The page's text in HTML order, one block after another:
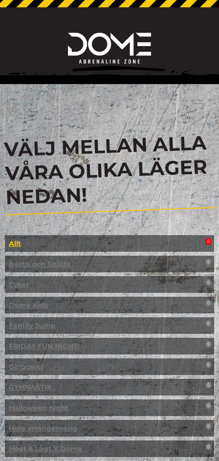
VÄLJ MELLAN ALLA
VÅRA OLIKA LÄGER
NEDAN!
Allt 0
Bästis och Snällis 0
Cykel 0
Dome Kids 0
Family Jump 0
FRIDAY FUN NIGHT! 0
Girlpower 0
GYMNASTIK 0
Halloween night 0
Helg arrangemang 0
Högt & Lågt X Dome 0